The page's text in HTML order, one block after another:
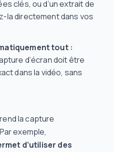
clés, ou d’un extrait de
la directement dans vos
tout :
d’écran doit être
dans la vidéo, sans
la capture
exemple,
d’utiliser des